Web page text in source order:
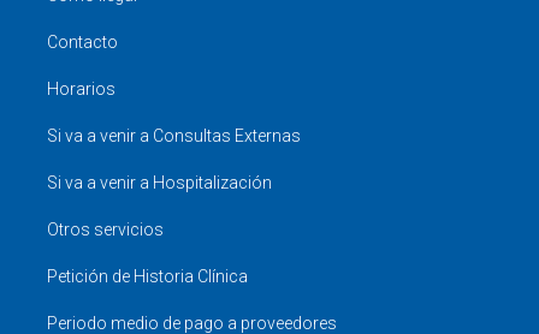
Contacto
Horarios
Si va a venir a Consultas Externas
Si va a venir a Hospitalización
Otros servicios
Petición de Historia Clínica
Periodo medio de pago a proveedores